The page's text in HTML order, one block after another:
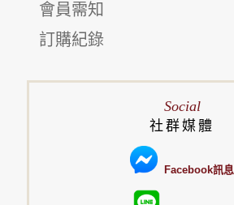
會員需知
訂購紀錄
Social
社群媒體
Facebook訊息